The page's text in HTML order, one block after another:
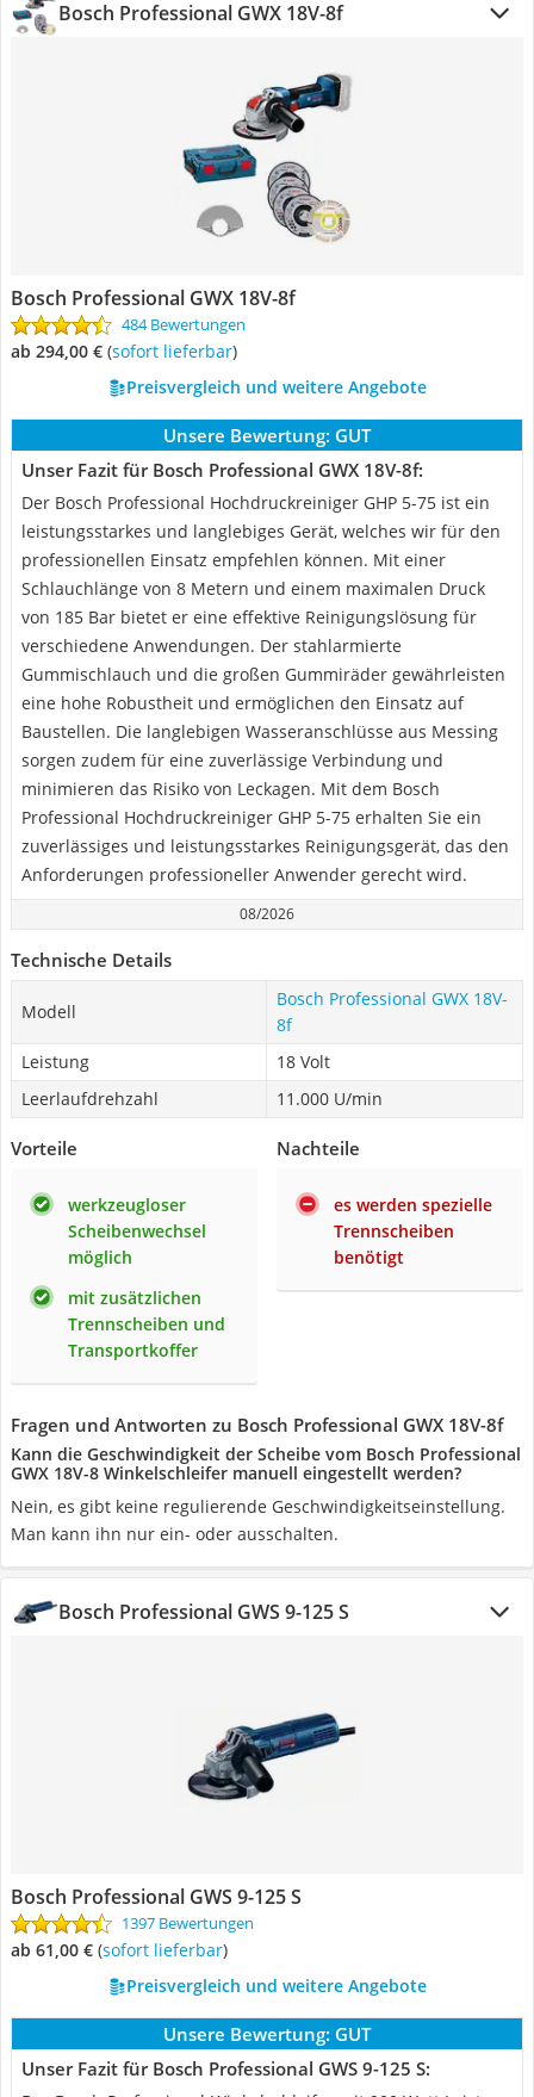
Bosch Professional GWX 18V-8f
Bosch Professional GWX 18V-8f
484 Bewertungen
ab 294,00 € ( Sofort lieferbar)
Preisvergleich und weitere Angebote
Unsere Bewertung: GUT
Unser Fazit für Bosch Professional GWX 18V-8f:
Der Bosch Professional Hochdruckreiniger GHP 5-75 ist ein
leistungsstarkes und langlebiges Gerät, welches wir für den
professionellen Einsatz empfehlen können. Mit einer
Schlauchlänge von 8 Metern und einem maximalen Druck
von 185 Bar bietet er eine effektive Reinigungslösung für
verschiedene Anwendungen. Der stahlarmierte
Gummischlauch und die großen Gummiräder gewährleisten
eine hohe Robustheit und ermöglichen den Einsatz auf
Baustellen. Die langlebigen Wasseranschlüsse aus Messing
sorgen zudem für eine zuverlässige Verbindung und
minimieren das Risiko von Leckagen. Mit dem Bosch
Professional Hochdruckreiniger GHP 5-75 erhalten Sie ein
zuverlässiges und leistungsstarkes Reinigungsgerät, das den
Anforderungen professioneller Anwender gerecht wird.
08/2026
Technische Details
Modell
Bosch Professional GWX 18V-
8f
Leistung
18 Volt
Leerlaufdrehzahl
11.000 U/min
Vorteile
werkzeugloser
Scheibenwechsel
möglich
mit zusätzlichen
Trennscheiben und
Transportkoffer
Nachteile
es werden spezielle
Trennscheiben
benötigt
Fragen und Antworten zu Bosch Professional GWX 18V-8f
Kann die Geschwindigkeit der Scheibe vom Bosch Professional
GWX 18V-8 Winkelschleifer manuell eingestellt werden?
Nein, es gibt keine regulierende Geschwindigkeitseinstellung.
Man kann ihn nur ein- oder ausschalten.
Bosch Professional GWS 9-125 S
Bosch Professional GWS 9-125 S
1397 Bewertungen
ab 61,00 € ( Sofort lieferbar)
Preisvergleich und weitere Angebote
Unsere Bewertung: GUT
Unser Fazit für Bosch Professional GWS 9-125 S: